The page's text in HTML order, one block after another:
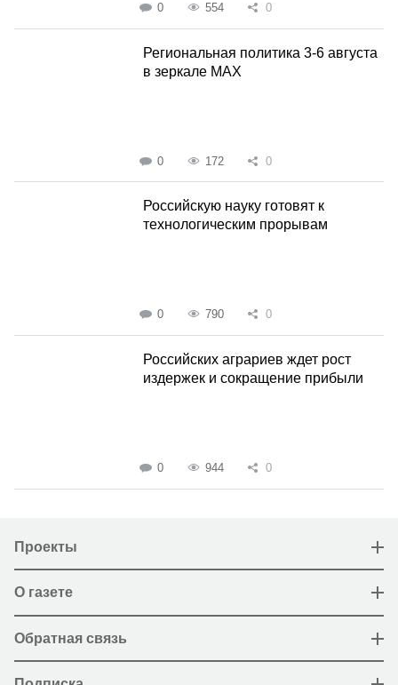
0 554 0
Региональная политика 3-6 августа
в зеркале MAX
0 172 0
Российскую науку готовят к
технологическим прорывам
0 790 0
Российских аграриев ждет рост
издержек и сокращение прибыли
0 944 0
Проекты
О газете
Обратная связь